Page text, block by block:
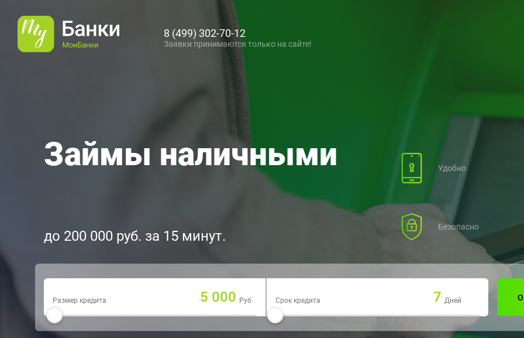
8 (499) 302-70-12
Заявки принимаются только на сайте!
Руб.
Займы наличными
до 200 000руб. за 15 минут.
5 000 Руб.
Размер кредита 7 Дней
Срок кредита
Удобно
Безопасно